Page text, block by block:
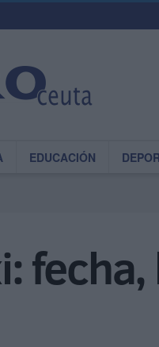
EDUCACIÓN